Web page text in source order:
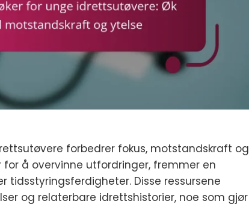
forbedrer fokus, motstandskraft og
å overvinne utfordringer, fremmer en
tidsstyringsferdigheter. Disse ressursene
og relaterbare idrettshistorier, noe som gjør